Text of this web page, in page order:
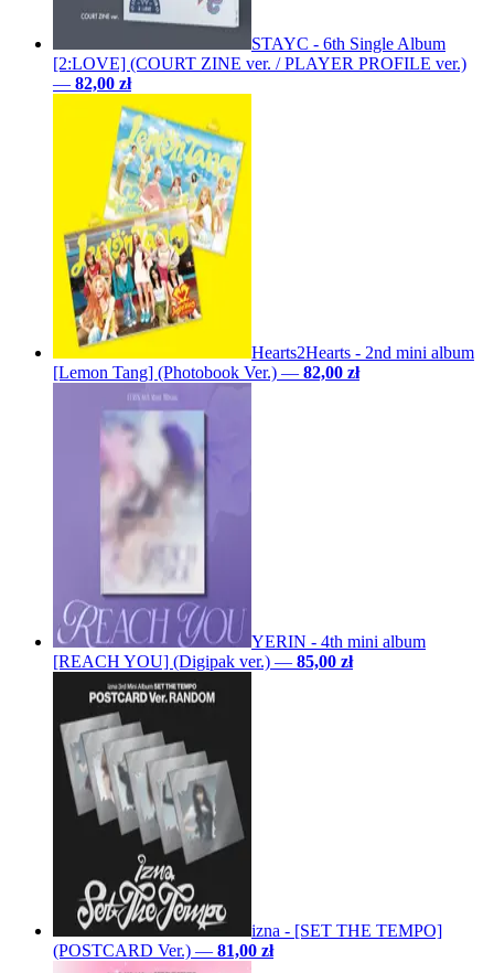
STAYC - 6th Single Album
[2:LOVE] (COURT ZINE ver. / PLAYER PROFILE ver.)
— 82,00 zł
Hearts2Hearts - 2nd mini album
[Lemon Tang] (Photobook Ver.) — 82,00 zł
YERIN - 4th mini album
[REACH YOU] (Digipak ver.) — 85,00 zł
izna - [SET THE TEMPO]
(POSTCARD Ver.) — 81,00 zł